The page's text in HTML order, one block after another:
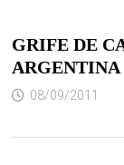
GRIFE DE
ARGENTINA
08/09/2011